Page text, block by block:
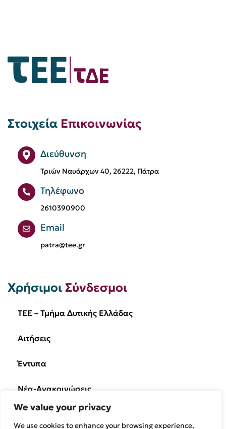
We value your privacy
We use cookies to enhance your browsing experience,
Στοιχεία Επικοινωνίας
Διεύθυνση
Τριών Ναυάρχων 40, 26222, Πάτρα
Τηλέφωνο
2610390900
Email
patra@tee.gr
Χρήσιμοι Σύνδεσμοι
TEE – Τμήμα Δυτικής Ελλάδας
Αιτήσεις
Έντυπα
Νέα-Ανακοινώσεις
Ημερίδες/Εκδηλώσεις